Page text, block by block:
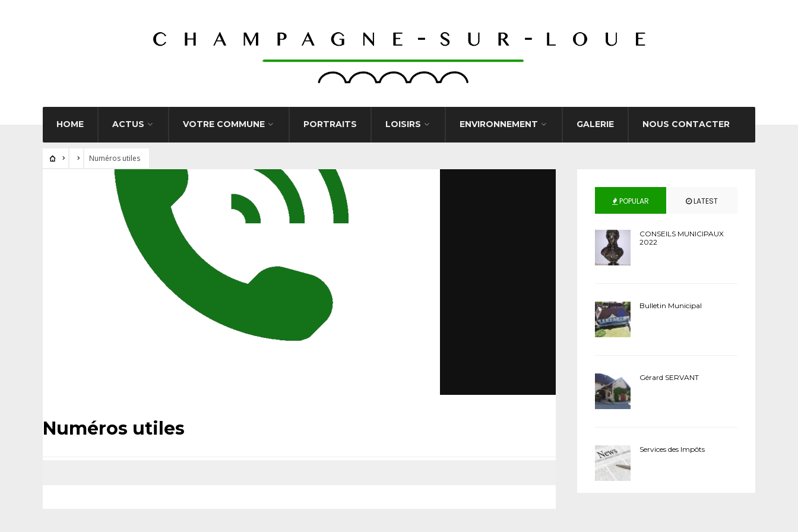
HOME ACTUS VOTRE COMMUNE PORTRAITS LOISIRS ENVIRONNEMENT GALERIE NOUS CONTACTER
Numéros utiles
Numéros utiles
POPULAR LATEST
CONSEILS MUNICIPAUX
2022
Bulletin Municipal
Gérard SERVANT
Services des Impôts